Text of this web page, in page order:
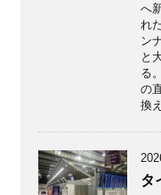
へ
れ
ン
と
る
の
換
タ